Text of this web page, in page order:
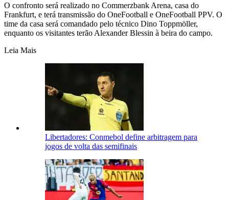
O confronto será realizado no Commerzbank Arena, casa do
Frankfurt, e terá transmissão do OneFootball e OneFootball PPV. O
time da casa será comandado pelo técnico Dino Toppmöller,
enquanto os visitantes terão Alexander Blessin à beira do campo.
Leia Mais
Libertadores: Conmebol define arbitragem para
jogos de volta das semifinais